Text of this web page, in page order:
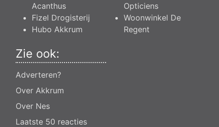
Acanthus
Fizel Drogisterij
Hubo Akkrum
Opticiens
Woonwinkel De
Regent
Zie ook:
Adverteren?
Over Akkrum
Over Nes
Laatste 50 reacties